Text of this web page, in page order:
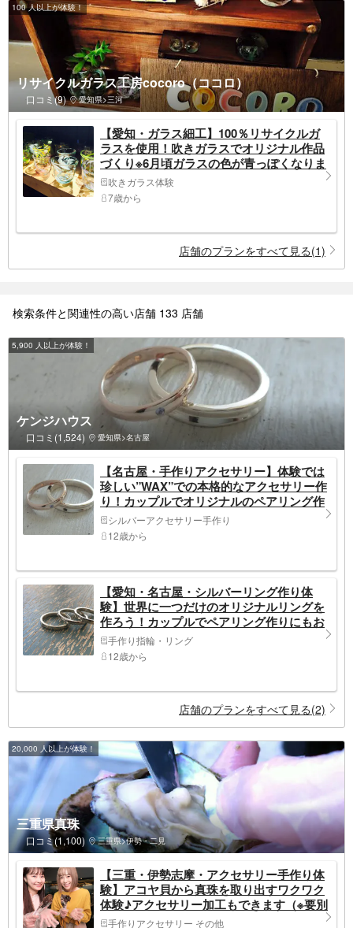
100 人以上が体験！
リサイクルガラス工房cocoro（ココロ）
口コミ(9) 愛知県>三河
【愛知・ガラス細工】100％リサイクルガ
ラスを使用！吹きガラスでオリジナル作品
づくり※6月頃ガラスの色が青っぽくなりま
す。7.8月夏季休業。
吹きガラス体験
7歳から
店舗のプランをすべて見る(1)
検索条件と関連性の高い店舗 133 店舗
5,900 人以上が体験！
ケンジハウス
口コミ(1,524) 愛知県>名古屋
【名古屋・手作りアクセサリー】体験では
珍しい”WAX”での本格的なアクセサリー作
り！カップルでオリジナルのペアリング作
りにも（WAXプラン）
シルバーアクセサリー手作り
12歳から
【愛知・名古屋・シルバーリング作り体
験】世界に一つだけのオリジナルリングを
作ろう！カップルでペアリング作りにもお
すすめ♪（メタルプラン）
手作り指輪・リング
12歳から
店舗のプランをすべて見る(2)
20,000 人以上が体験！
三重県真珠
口コミ(1,100) 三重県>伊勢・二見
【三重・伊勢志摩・アクセサリー手作り体
験】アコヤ貝から真珠を取り出すワクワク
体験♪アクセサリー加工もできます（※要別
途金具代）
手作りアクセサリー その他